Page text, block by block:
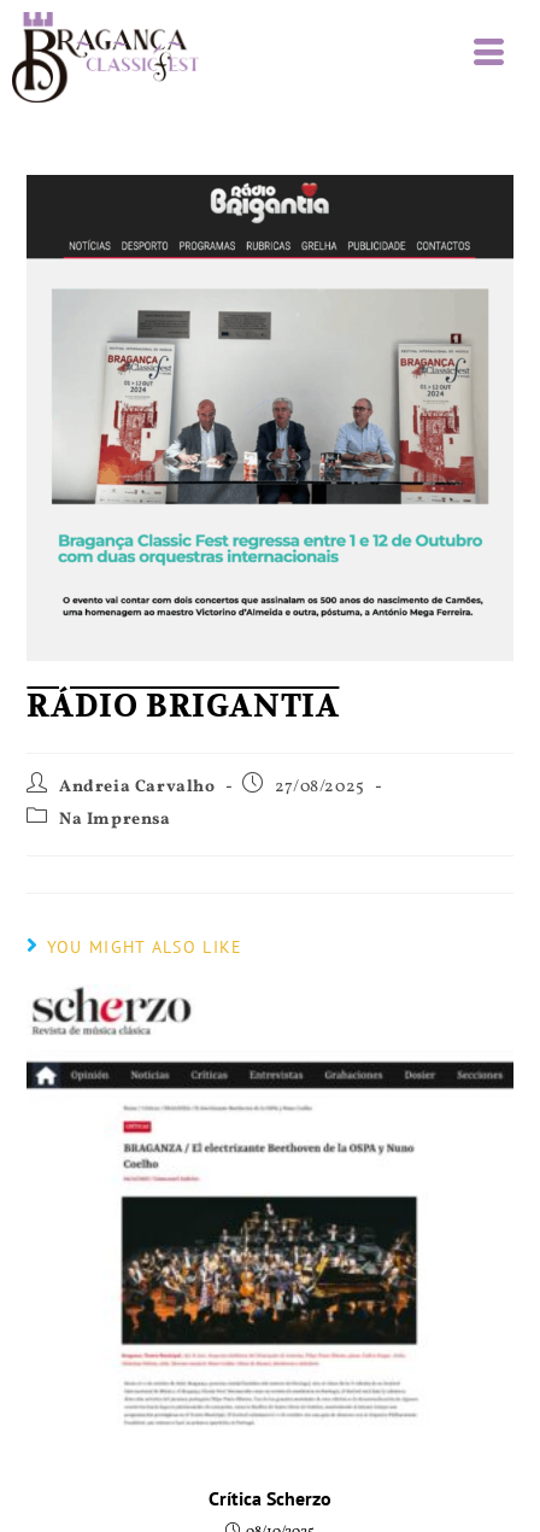
RÁDIO BRIGANTIA
Andreia Carvalho
27/08/2025
Na Imprensa
YOU MIGHT ALSO LIKE
Crítica Scherzo